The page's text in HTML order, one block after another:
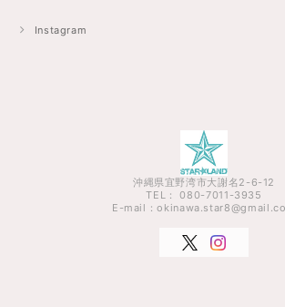
Instagram
沖縄県宜野湾市大謝名2-6-12
TEL： 080-7011-3935
E-mail：